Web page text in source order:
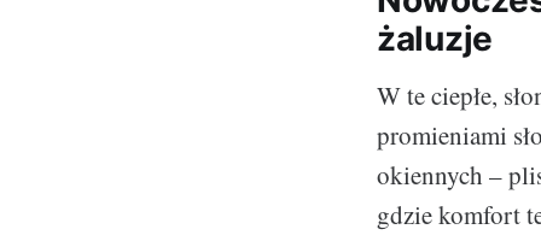
żaluzje
W te ciepłe,
promieniami
okiennych –
gdzie komfort